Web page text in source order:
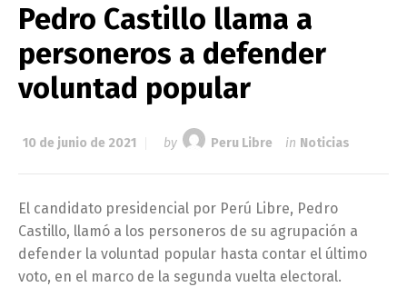
Pedro Castillo llama a
personeros a defender
voluntad popular
10 de junio de 2021 by Peru Libre in Noticias
El candidato presidencial por Perú Libre, Pedro
Castillo, llamó a los personeros de su agrupación a
defender la voluntad popular hasta contar el último
voto, en el marco de la segunda vuelta electoral.